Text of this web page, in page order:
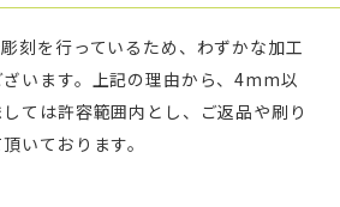
刻を行っているため、わずかな加工
います。上記の理由から、4mm以
ては許容範囲内とし、ご返品や刷り
いております。